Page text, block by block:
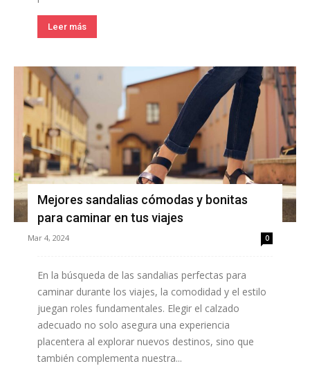
Leer más
Mejores sandalias cómodas y bonitas
para caminar en tus viajes
Mar 4, 2024 0
En la búsqueda de las sandalias perfectas para
caminar durante los viajes, la comodidad y el estilo
juegan roles fundamentales. Elegir el calzado
adecuado no solo asegura una experiencia
placentera al explorar nuevos destinos, sino que
también complementa nuestra...